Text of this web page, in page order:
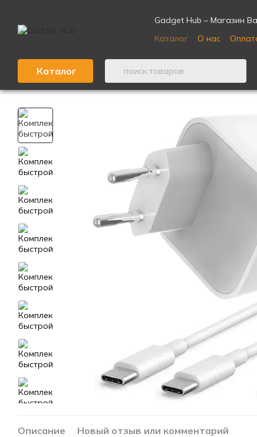
Gadget Hub – Магазин
Каталог
О нас
Каталог
Описание Новый отзыв или комментарий